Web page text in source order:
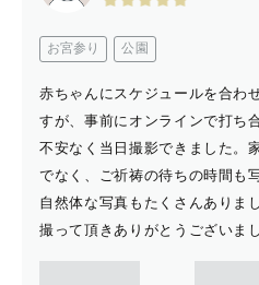
お宮参り 公園
赤ちゃんにスケジュールを合わ
すが、事前にオンラインで打ち
不安なく当日撮影できました。
でなく、ご祈祷の待ちの時間も
自然体な写真もたくさんありま
撮って頂きありがとうございま